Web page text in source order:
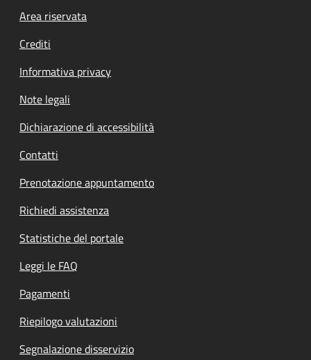
Footer menu
Area riservata
Crediti
Informativa privacy
Note legali
Dichiarazione di accessibilità
Contatti
Prenotazione appuntamento
Richiedi assistenza
Statistiche del portale
Leggi le FAQ
Pagamenti
Riepilogo valutazioni
Segnalazione disservizio